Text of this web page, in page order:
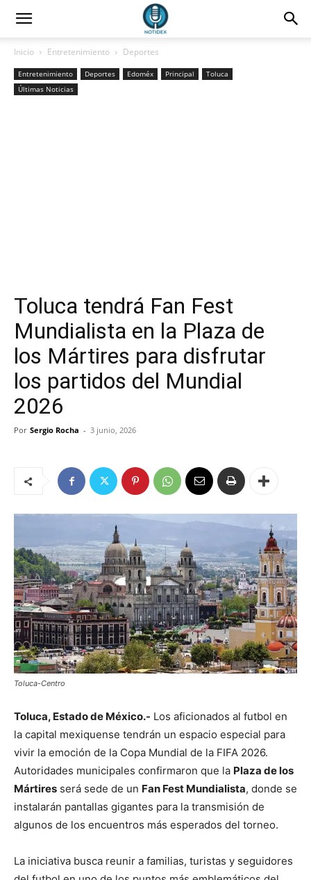
Inicio Entretenimiento Deportes
Entretenimiento Deportes Edoméx Principal
Toluca
Últimas Noticias
Toluca tendrá Fan Fest
Mundialista en la Plaza de
los Mártires para disfrutar
los partidos del Mundial
2026
Por Sergio Rocha - 3 junio, 2026
Toluca-Centro
Toluca, Estado de México.- Los aficionados al futbol en
la capital mexiquense tendrán un espacio especial para
vivir la emoción de la Copa Mundial de la FIFA 2026.
Autoridades municipales confirmaron que la Plaza de los
Mártires será sede de un Fan Fest Mundialista, donde se
instalarán pantallas gigantes para la transmisión de
algunos de los encuentros más esperados del torneo.
La iniciativa busca reunir a familias, turistas y seguidores